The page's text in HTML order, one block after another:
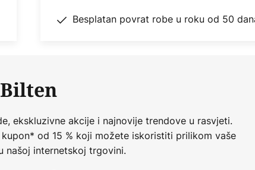
Besplatan povrat robe u roku od 50
Bilten
ekskluzivne akcije i najnovije trendove u rasvjeti.
od 15 % koji možete iskoristiti prilikom vaše
našoj internetskoj trgovini.